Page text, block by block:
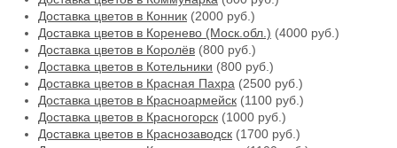
Доставка цветов в Конник (2000 руб.)
Доставка цветов в Коренево (Моск.обл.) (4000 руб.)
Доставка цветов в Королёв (800 руб.)
Доставка цветов в Котельники (800 руб.)
Доставка цветов в Красная Пахра (2500 руб.)
Доставка цветов в Красноармейск (1100 руб.)
Доставка цветов в Красногорск (1000 руб.)
Доставка цветов в Краснозаводск (1700 руб.)